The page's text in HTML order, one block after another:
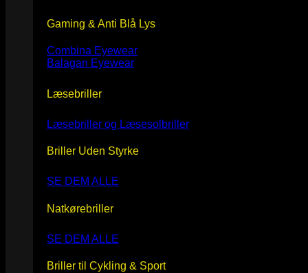
Gaming & Anti Blå Lys
Combina Eyewear
Balagan Eyewear
Læsebriller
Læsebriller og Læsesolbriller
Briller Uden Styrke
SE DEM ALLE
Natkørebriller
SE DEM ALLE
Briller til Cykling & Sport